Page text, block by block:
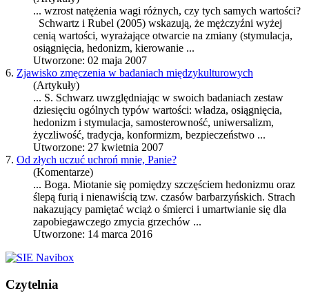
... wzrost natężenia wagi różnych, czy tych samych wartości?
Schwartz i Rubel (2005) wskazują, że mężczyźni wyżej
cenią wartości, wyrażające otwarcie na zmiany (stymulacja,
osiągnięcia, hedonizm, kierowanie ...
Utworzone: 02 maja 2007
6. Zjawisko zmęczenia w badaniach międzykulturowych
(Artykuły)
... S. Schwarz uwzględniając w swoich badaniach zestaw
dziesięciu ogólnych typów wartości: władza, osiągnięcia,
hedonizm i stymulacja, samosterowność, uniwersalizm,
życzliwość, tradycja, konformizm, bezpieczeństwo ...
Utworzone: 27 kwietnia 2007
7. Od złych uczuć uchroń mnie, Panie?
(Komentarze)
... Boga. Miotanie się pomiędzy szczęściem hedonizmu oraz
ślepą furią i nienawiścią tzw. czasów barbarzyńskich. Strach
nakazujący pamiętać wciąż o śmierci i umartwianie się dla
zapobiegawczego zmycia grzechów ...
Utworzone: 14 marca 2016
Czytelnia